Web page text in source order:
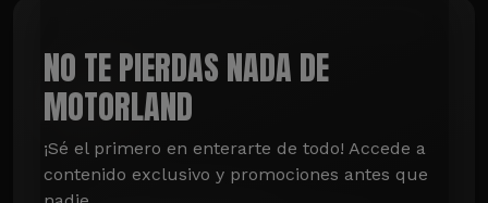
NO TE PIERDAS NADA DE
MOTORLAND
¡Sé el primero en enterarte de todo! Accede a
contenido exclusivo y promociones antes que